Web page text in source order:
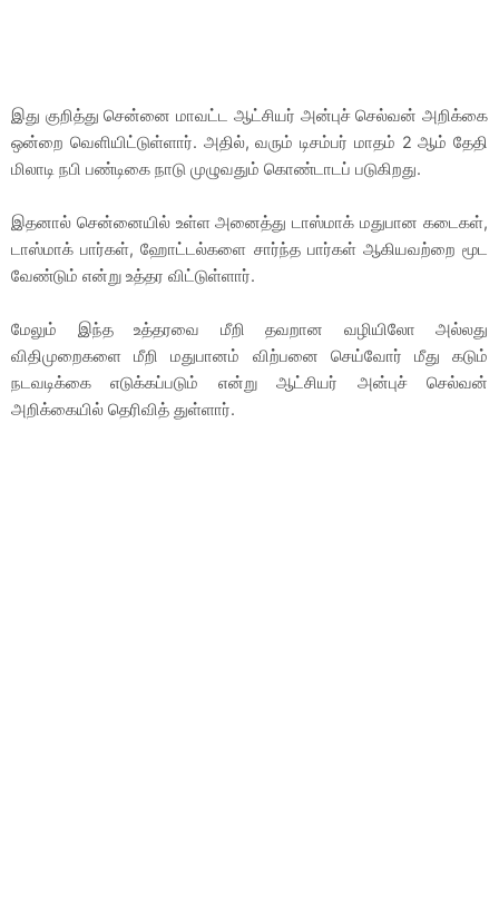
இது குறித்து சென்னை மாவட்ட ஆட்சியர் அன்புச் செல்வன் அறிக்கை
ஒன்றை வெளியிட்டுள்ளார். அதில், வரும் டிசம்பர் மாதம் 2 ஆம் தேதி
மிலாடி நபி பண்டிகை நாடு முழுவதும் கொண்டாடப் படுகிறது.
இதனால் சென்னையில் உள்ள அனைத்து டாஸ்மாக் மதுபான கடைகள்,
டாஸ்மாக் பார்கள், ஹோட்டல்களை சார்ந்த பார்கள் ஆகியவற்றை மூட
வேண்டும் என்று உத்தர விட்டுள்ளார்.
மேலும் இந்த உத்தரவை மீறி தவறான வழியிலோ அல்லது
விதிமுறைகளை மீறி மதுபானம் விற்பனை செய்வோர் மீது கடும்
நடவடிக்கை எடுக்கப்படும் என்று ஆட்சியர் அன்புச் செல்வன்
அறிக்கையில் தெரிவித் துள்ளார்.